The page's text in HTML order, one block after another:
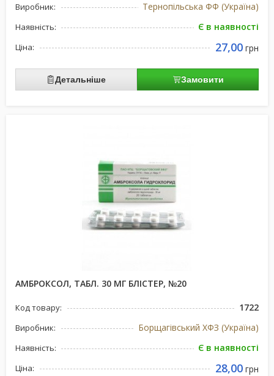
Виробник: Тернопільська ФФ (Україна)
Наявність: Є в наявності
Ціна: 27,00 грн
Детальніше Замовити
АМБРОКСОЛ, ТАБЛ. 30 МГ БЛІСТЕР, №20
Код товару: 1722
Виробник: Борщагівський ХФЗ (Україна)
Наявність: Є в наявності
Ціна: 28,00 грн